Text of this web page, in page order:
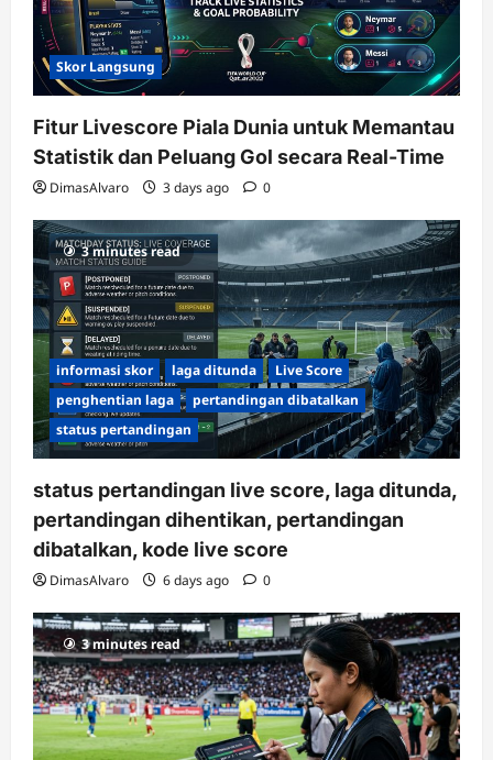
Skor Langsung
Fitur Livescore Piala Dunia untuk Memantau
Statistik dan Peluang Gol secara Real-Time
DimasAlvaro 3 days ago 0
3 minutes read
informasi skor laga ditunda
Live Score
penghentian laga
pertandingan dibatalkan
status pertandingan
status pertandingan live score, laga ditunda,
pertandingan dihentikan, pertandingan
dibatalkan, kode live score
DimasAlvaro 6 days ago 0
3 minutes read